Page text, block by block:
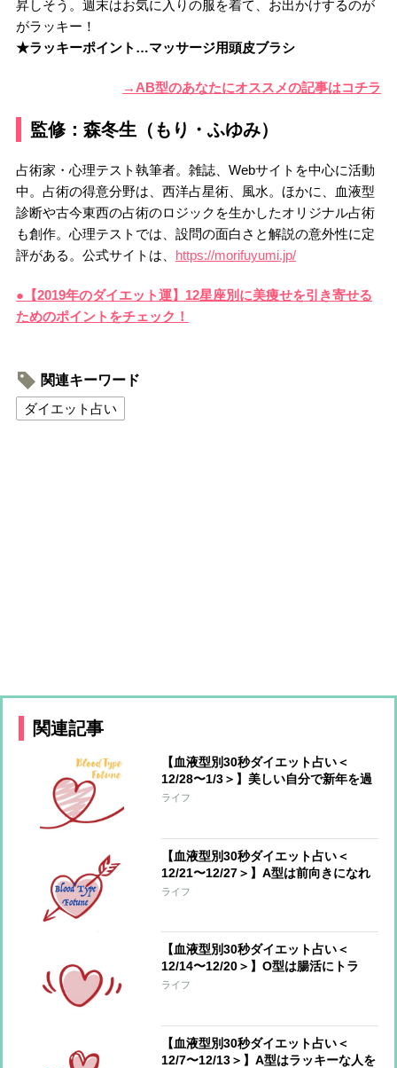
昇しそう。週末はお気に入りの服を着て、お出かけするのが
がラッキー！
★ラッキーポイント…マッサージ用頭皮ブラシ
→AB型のあなたにオススメの記事はコチラ
監修：森冬生（もり・ふゆみ）
占術家・心理テスト執筆者。雑誌、Webサイトを中心に活動
中。占術の得意分野は、西洋占星術、風水。ほかに、血液型
診断や古今東西の占術のロジックを生かしたオリジナル占術
も創作。心理テストでは、設問の面白さと解説の意外性に定
評がある。公式サイトは、 https://morifuyumi.jp/
●【2019年のダイエット運】12星座別に美痩せを引き寄せる
ためのポイントをチェック！
関連キーワード
ダイエット占い
関連記事
【血液型別30秒ダイエット占い＜
12/28〜1/3＞】美しい自分で新年を過
ごすアドバイス！今週のあなたの運勢
ライフ
【血液型別30秒ダイエット占い＜
12/21〜12/27＞】A型は前向きになれ
るとき、AB型は新年に向けていいスタ
ライフ
【血液型別30秒ダイエット占い＜
12/14〜12/20＞】O型は腸活にトラ
イ！AB型は成功した減量法を再開して
ライフ
【血液型別30秒ダイエット占い＜
12/7〜12/13＞】A型はラッキーな人を